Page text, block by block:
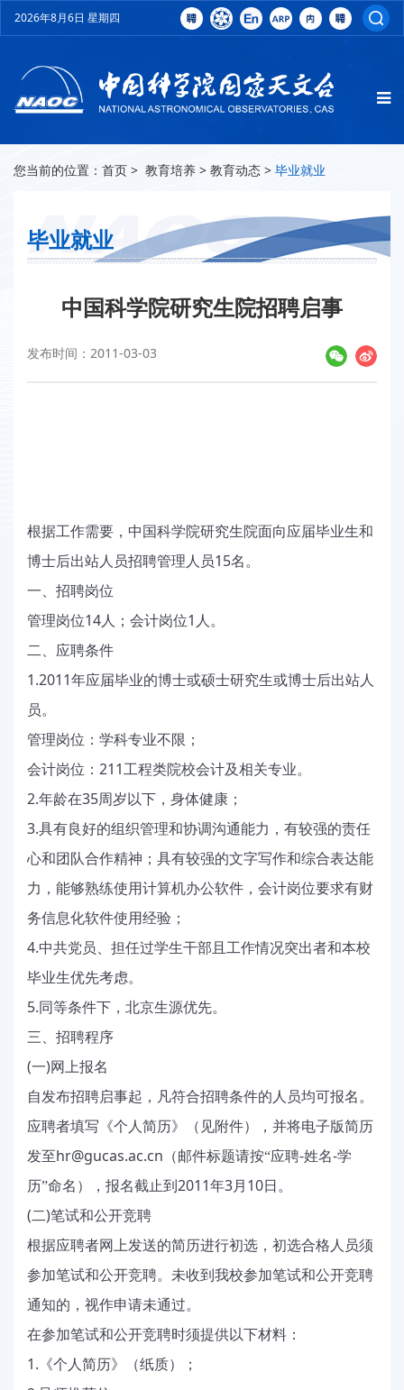
2026年8月6日 星期四
您当前的位置： 首页 > 教育培养 > 教育动态 > 毕业就业
毕业就业
中国科学院研究生院招聘启事
发布时间：2011-03-03
根据工作需要，中国科学院研究生院面向应届毕业生和
博士后出站人员招聘管理人员15名。
一、招聘岗位
管理岗位14 人；会计岗位1 人。
二、应聘条件
1.2011年应届毕业的博士或硕士研究生或博士后出站人
员。
管理岗位：学科专业不限；
会计岗位： 211 工程类院校会计及相关专业。
2.年龄在35周岁以下，身体健康；
3.具有良好的组织管理和协调沟通能力，有较强的责任
心和团队合作精神；具有较强的文字写作和综合表达能
力，能够熟练使用计算机办公软件，会计岗位要求有财
务信息化软件使用经验；
4.中共党员、担任过学生干部且工作情况突出者和本校
毕业生优先考虑。
5.同等条件下，北京生源优先。
三、招聘程序
(一)网上报名
自发布招聘启事起，凡符合招聘条件的人员均可报名。
应聘者填写《个人简历》（见附件），并将电子版简历
发至hr@gucas.ac.cn （邮件标题请按“应聘-姓名-学
历”命名），报名截止到 2011年3月 10日 。
(二)笔试和公开竞聘
根据应聘者网上发送的简历进行初选，初选合格人员须
参加笔试和公开竞聘。未收到我校参加笔试和公开竞聘
通知的，视作申请未通过。
在参加笔试和公开竞聘时须提供以下材料：
1. 《个人简历》（纸质）；